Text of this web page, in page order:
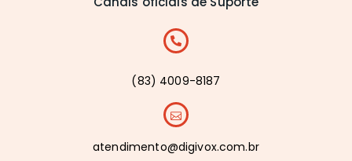
(83) 4009-8187
atendimento@digivox.com.br